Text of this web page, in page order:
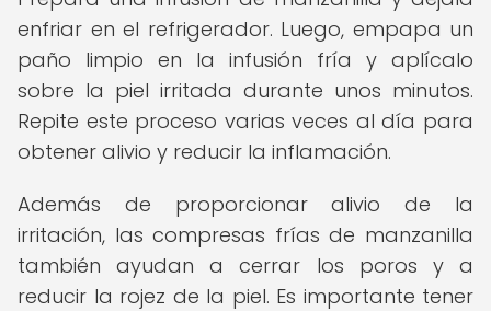
enfriar en el refrigerador. Luego, empapa un
paño limpio en la infusión fría y aplícalo
sobre la piel irritada durante unos minutos.
Repite este proceso varias veces al día para
obtener alivio y reducir la inflamación.
Además de proporcionar alivio de la
irritación, las compresas frías de manzanilla
también ayudan a cerrar los poros y a
reducir la rojez de la piel. Es importante tener